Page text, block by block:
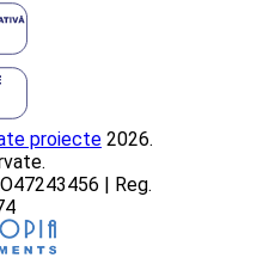
proiecte 2026.
| Reg.